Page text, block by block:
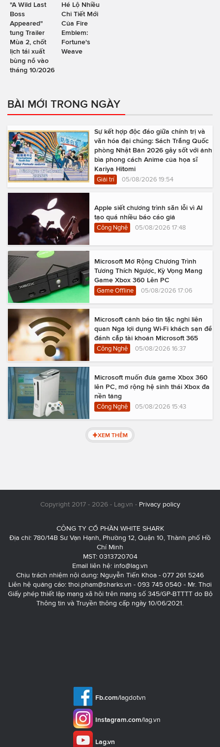
"A Wild Last
Boss
Appeared"
tung Trailer
Mùa 2, chốt
lịch tái xuất
bùng nổ vào
tháng 10/2026
Hé Lộ Nhiều
Chi Tiết Mới
Của Fire
Emblem:
Fortune's
Weave
BÀI MỚI TRONG NGÀY
Sự kết hợp độc đáo giữa chính trị và
văn hóa đại chúng: Sách Trắng Quốc
phòng Nhật Bản 2026 gây sốt với ảnh
bìa phong cách Anime của họa sĩ
Kariya Hitomi
Giải trí 05/08/2026 19:54
Apple siết chương trình săn lỗi vì AI
tạo quá nhiều báo cáo giả
Công Nghệ 05/08/2026 17:48
Microsoft Mở Rộng Chương Trình
Tương Thích Ngược, Kỳ Vọng Mang
Game Xbox 360 Lên PC
Game Offline 05/08/2026 17:06
Microsoft cảnh báo tin tặc nghi liên
quan Nga lợi dụng Wi-Fi khách sạn để
đánh cắp tài khoản Microsoft 365
Công Nghệ 05/08/2026 16:37
Microsoft muốn đưa game Xbox 360
lên PC, mở rộng hệ sinh thái Xbox đa
nền tảng
Công Nghệ 05/08/2026 15:43
XEM THÊM
Copyright 2017 - 2026 - Lag.vn - Privacy policy
CÔNG TY CỔ PHẦN WHITE SHARK
Địa chỉ: 780/14B Sư Vạn Hạnh, Phường 12, Quận 10, Thành phố Hồ
Chí Minh
MST: 0313720704
Email liên hệ: info@lag.vn
Chịu trách nhiệm nội dung: Nguyễn Tiến Khoa - 077 261 5246
Liên hệ quảng cáo: thoi.pham@sharks.vn - 093 745 0540 - Mr. Thơi
Giấy phép thiết lập mạng xã hội trên mạng số 345/GP-BTTTT do Bộ
Thông tin và Truyền thông cấp ngày 10/06/2021.
Fb.com/lagdotvn
Instagram.com/lag.vn
Lag.vn